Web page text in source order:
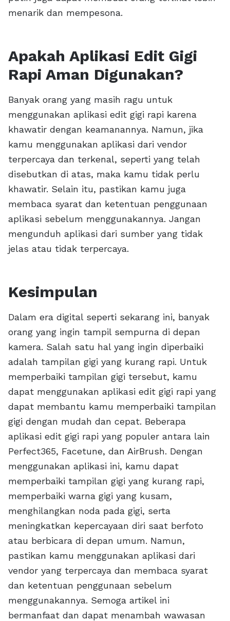
menarik dan mempesona.
Apakah Aplikasi Edit Gigi
Rapi Aman Digunakan?
Banyak orang yang masih ragu untuk
menggunakan aplikasi edit gigi rapi karena
khawatir dengan keamanannya. Namun, jika
kamu menggunakan aplikasi dari vendor
terpercaya dan terkenal, seperti yang telah
disebutkan di atas, maka kamu tidak perlu
khawatir. Selain itu, pastikan kamu juga
membaca syarat dan ketentuan penggunaan
aplikasi sebelum menggunakannya. Jangan
mengunduh aplikasi dari sumber yang tidak
jelas atau tidak terpercaya.
Kesimpulan
Dalam era digital seperti sekarang ini, banyak
orang yang ingin tampil sempurna di depan
kamera. Salah satu hal yang ingin diperbaiki
adalah tampilan gigi yang kurang rapi. Untuk
memperbaiki tampilan gigi tersebut, kamu
dapat menggunakan aplikasi edit gigi rapi yang
dapat membantu kamu memperbaiki tampilan
gigi dengan mudah dan cepat. Beberapa
aplikasi edit gigi rapi yang populer antara lain
Perfect365, Facetune, dan AirBrush. Dengan
menggunakan aplikasi ini, kamu dapat
memperbaiki tampilan gigi yang kurang rapi,
memperbaiki warna gigi yang kusam,
menghilangkan noda pada gigi, serta
meningkatkan kepercayaan diri saat berfoto
atau berbicara di depan umum. Namun,
pastikan kamu menggunakan aplikasi dari
vendor yang terpercaya dan membaca syarat
dan ketentuan penggunaan sebelum
menggunakannya. Semoga artikel ini
bermanfaat dan dapat menambah wawasan